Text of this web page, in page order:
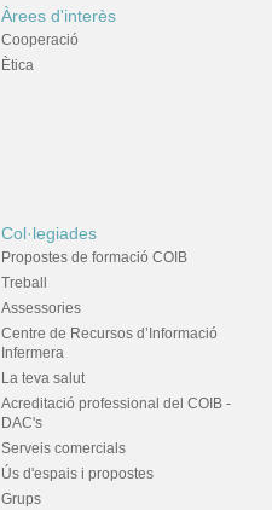
Àrees d'interès
Cooperació
Ètica
Col·legiades
Propostes de formació COIB
Treball
Assessories
Centre de Recursos d’Informació
Infermera
La teva salut
Acreditació professional del COIB -
DAC's
Serveis comercials
Ús d'espais i propostes
Grups